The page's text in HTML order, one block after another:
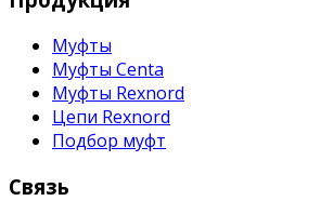
Муфты
Муфты Centa
Муфты Rexnord
Цепи Rexnord
Подбор муфт
Связь